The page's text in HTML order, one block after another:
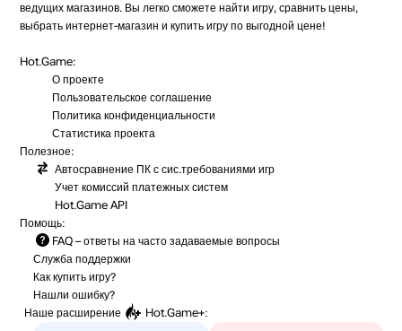
ведущих магазинов. Вы легко сможете найти игру, сравнить цены,
выбрать интернет-магазин и купить игру по выгодной цене!
Hot.Game:
О проекте
Пользовательское соглашение
Политика конфиденциальности
Статистика проекта
Полезное:
Автосравнение ПК с сис.требованиями игр
Учет комиссий платежных систем
Hot.Game API
Помощь:
FAQ – ответы на часто задаваемые вопросы
Служба поддержки
Как купить игру?
Нашли ошибку?
Наше расширение
Hot.Game+: